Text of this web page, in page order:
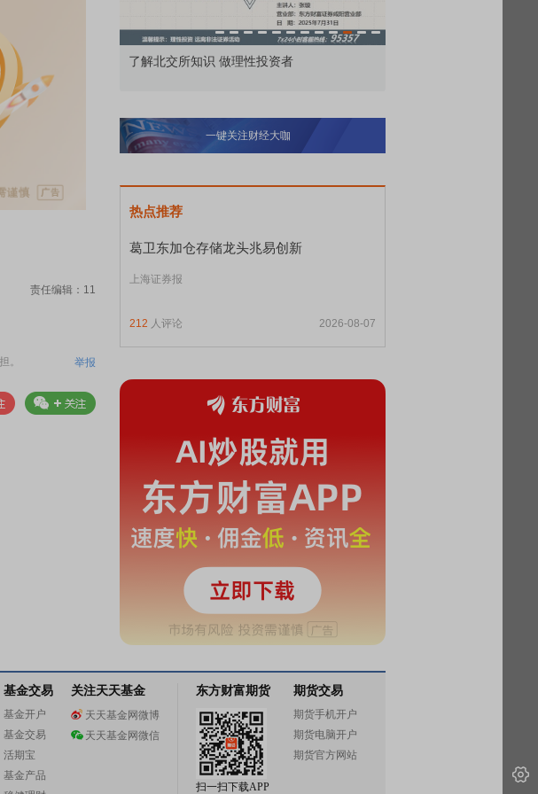
责任编辑：11
。 举报
做理性投资者 市价委托那么多种，究竟怎么用？
一键关注财经大咖
热点推荐
葛卫东加仓存储龙头兆易创新
上海证券报
212 人评论 2026-08-07
基金交易
基金开户
基金交易
活期宝
基金产品
关注天天基金
天天基金网微博
天天基金网微信
东方财富期货
扫一扫下载APP
期货交易
期货手机开户
期货电脑开户
期货官方网站